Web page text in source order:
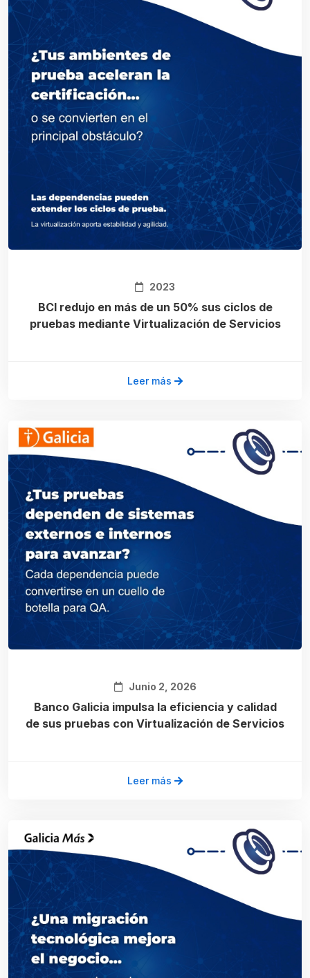
2023
BCI redujo en más de un 50% sus ciclos de
pruebas mediante Virtualización de Servicios
Leer más
Junio 2, 2026
Banco Galicia impulsa la eficiencia y calidad
de sus pruebas con Virtualización de Servicios
Leer más